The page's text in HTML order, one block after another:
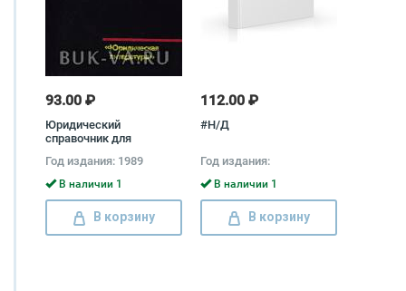
93.00 ₽
Юридический
справочник для
Год издания: 1989
В наличии 1
В корзину
112.00 ₽
#Н/Д
Год издания:
В наличии 1
В корзину